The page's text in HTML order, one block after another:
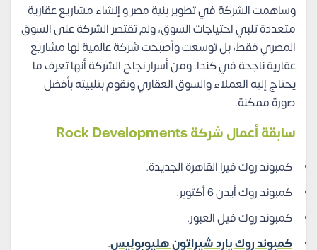
وساهمت الشركة في تطوير بنية مصر و إنشاء مشاريع عقارية
متعددة تلبي احتياجات السوق، ولم تقتصر الشركة على السوق
المصري فقط، بل توسعت وأصبحت شركة عالمية لها مشاريع
عقارية ناجحة في كندا. ومن أسرار نجاح الشركة أنها تعرف ما
يحتاج إليه العملاء والسوق العقاري وتقوم بتلبيته بأفضل
صورة ممكنة.
سابقة أعمال شركة Rock Developments
كمبوند روك فيرا القاهرة الجديدة.
كمبوند روك أيدن 6 أكتوبر.
كمبوند روك فيل العبور.
كمبوند روك يارد شيراتون هليوبوليس.